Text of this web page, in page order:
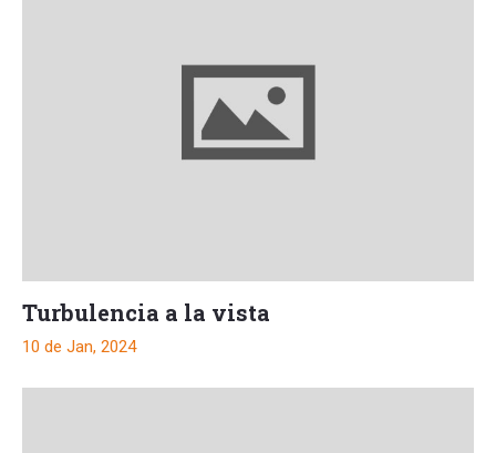
Turbulencia a la vista
10 de Jan, 2024